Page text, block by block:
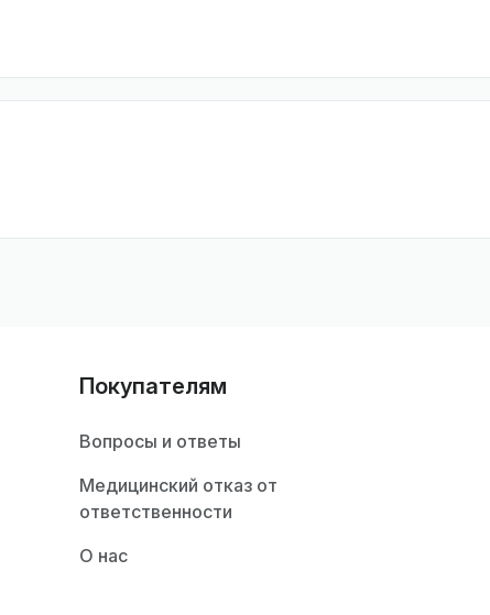
Покупателям
Вопросы и ответы
Медицинский отказ от
ответственности
О нас